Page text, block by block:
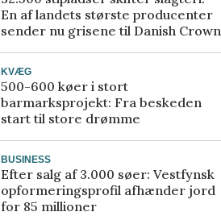
En af landets største producenter
sender nu grisene til Danish Crown
KVÆG
500-600 køer i stort
barmarksprojekt: Fra beskeden
start til store drømme
BUSINESS
Efter salg af 3.000 søer: Vestfynsk
opformeringsprofil afhænder jord
for 85 millioner